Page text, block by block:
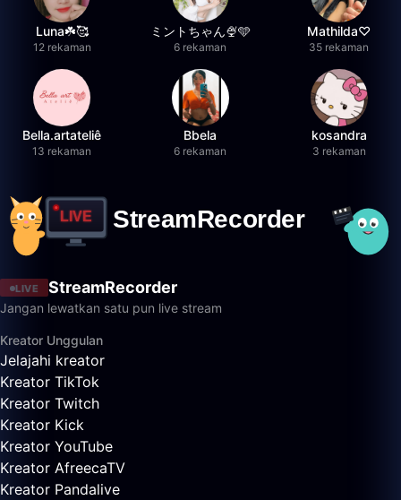
Luna☘️🥰
12 rekaman
ミントちゃん🍨🩵
6 rekaman
Mathilda♡︎
35 rekaman
Bella.artateliê
13 rekaman
Bbela
6 rekaman
kosandra
3 rekaman
LIVE StreamRecorder
Jangan lewatkan satu pun live stream
Kreator Unggulan
Jelajahi kreator
Kreator TikTok
Kreator Twitch
Kreator Kick
Kreator YouTube
Kreator AfreecaTV
Kreator Pandalive